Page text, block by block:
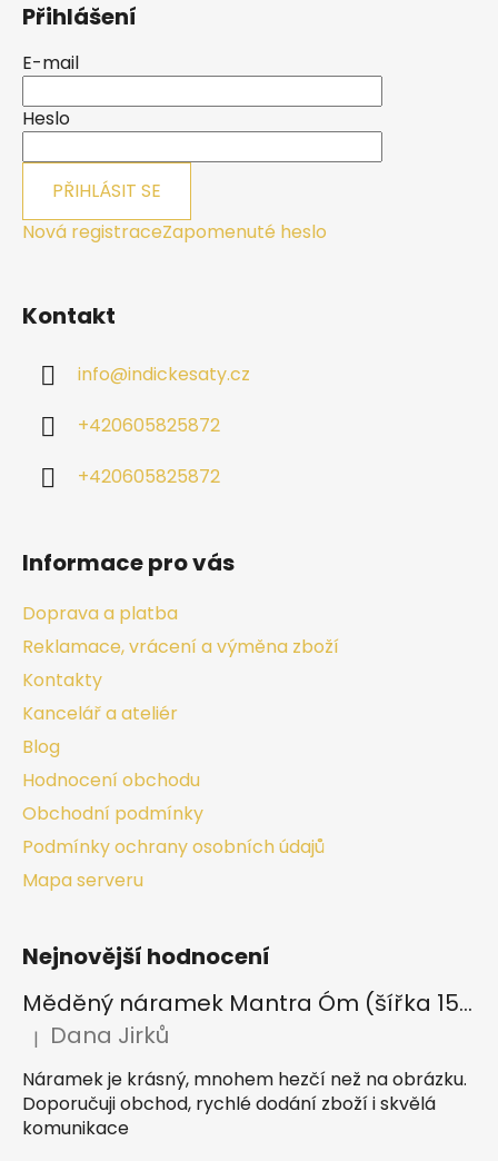
Přihlášení
E-mail
Heslo
PŘIHLÁSIT SE
Nová registraceZapomenuté heslo
Kontakt
info@indickesaty.cz
+420605825872
+420605825872
Informace pro vás
Doprava a platba
Reklamace, vrácení a výměna zboží
Kontakty
Kancelář a ateliér
Blog
Hodnocení obchodu
Obchodní podmínky
Podmínky ochrany osobních údajů
Mapa serveru
Nejnovější hodnocení
Měděný náramek Mantra Óm (šířka 15 mm)
Hodnocení produktu je 5 z 5 hvězdiček.
| Dana Jirků
Náramek je krásný, mnohem hezčí než na obrázku.
Doporučuji obchod, rychlé dodání zboží i skvělá
komunikace